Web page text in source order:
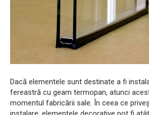
Dacă elementele sunt destinate a fi
fereastră cu geam termopan, atunci
momentul fabricării sale. În ceea ce